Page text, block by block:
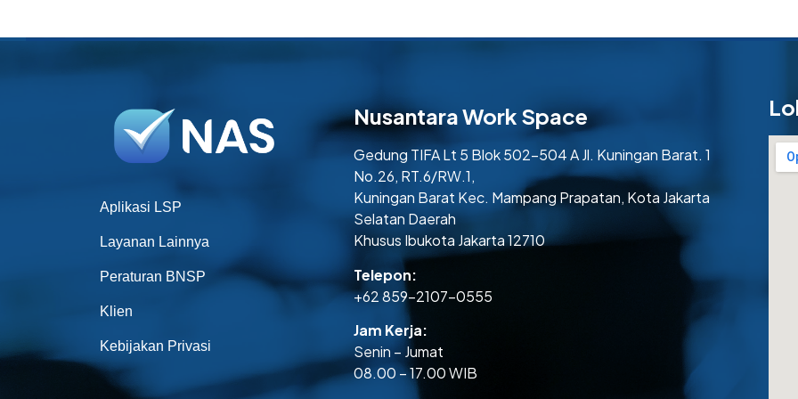
Aplikasi LSP
Layanan Lainnya
Peraturan BNSP
Klien
Kebijakan Privasi
Nusantara Work Space
Gedung TIFA Lt 5 Blok 502-504 A Jl. Kuningan Barat. 1
No.26, RT.6/RW.1,
Kuningan Barat Kec. Mampang Prapatan, Kota Jakarta
Selatan Daerah
Khusus Ibukota Jakarta 12710
Telepon:
+62 859-2107-0555
Jam Kerja:
Senin – Jumat
08.00 – 17.00 WIB